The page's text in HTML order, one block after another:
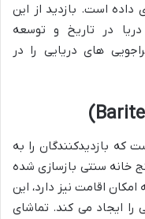
داده است. بازدید از این
در تاریخ و توسعه
های دریایی را در
که بازدیدکنندگان را به
خانه سنتی بازسازی شده
اقامت نیز دارد، این
ایجاد می کند. تماشای